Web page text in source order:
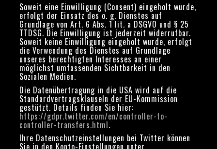
Soweit eine Einwilligung (Consent) eingeholt wurde,
erfolgt der Einsatz des o. g. Dienstes auf
Grundlage von Art. 6 Abs. 1 lit. a DSGVO und § 25
TTDSG. Die Einwilligung ist jederzeit widerrufbar.
Soweit keine Einwilligung eingeholt wurde, erfolgt
die Verwendung des Dienstes auf Grundlage
unseres berechtigten Interesses an einer
möglichst umfassenden Sichtbarkeit in den
Sozialen Medien.
Die Datenübertragung in die USA wird auf die
Standardvertragsklauseln der EU-Kommission
gestützt. Details finden Sie hier:
https://gdpr.twitter.com/en/controller-to-
controller-transfers.html.
Ihre Datenschutzeinstellungen bei Twitter können
Sie in den Konto-Einstellungen unter